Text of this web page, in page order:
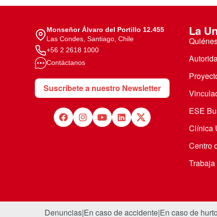
Monseñor Álvaro del Portillo 12.455
Las Condes, Santiago, Chile
+56 2 2618 1000
Contáctanos
Suscríbete a nuestro Newsletter
La
ESE
Clínica
Centro
Denuncias|En caso de accidente|En caso de hurto